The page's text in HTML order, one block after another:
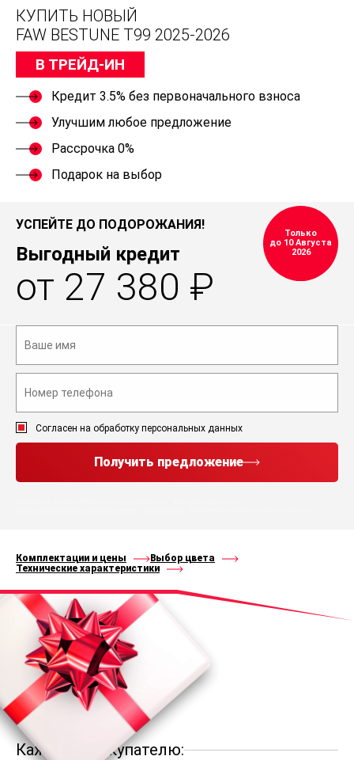
КУПИТЬ НОВЫЙ
FAW BESTUNE T99 2025-2026
В ТРЕЙД-ИН
Кредит 3.5% без первоначального взноса
Улучшим любое предложение
Рассрочка 0%
Подарок на выбор
УСПЕЙТЕ ДО ПОДОРОЖАНИЯ!
Выгодный кредит
от 27 380 ₽
Только
до 10 Августа
2026
Согласен на обработку персональных данных
Получить предложение
Комплектации и цены
Выбор цвета
Технические характеристики
Каждому покупателю: